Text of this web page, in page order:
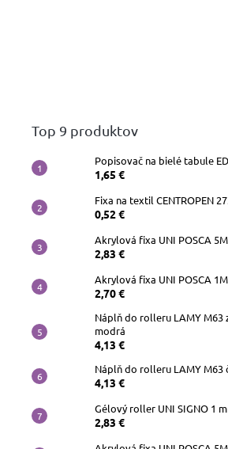
Top 9 produktov
Popisovač na bielé tabule
1,65 €
Fixa na textil CENTROPEN
0,52 €
Akrylová fixa UNI POSCA
2,83 €
Akrylová fixa UNI POSCA
2,70 €
Náplň do rolleru LAMY M63
modrá
4,13 €
Náplň do rolleru LAMY M63
4,13 €
Gélový roller UNI SIGNO 1
2,83 €